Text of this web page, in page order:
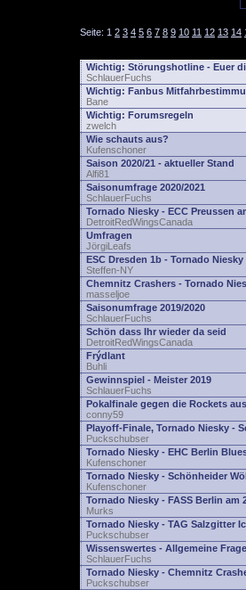
Seite: 1 2 3 4 5 6 7 8 9 10 11 12 13 14
Wichtig: Störungshotline - Euer
SchlauerFuchs
Wichtig: Fanbus
Bane
Wichtig: Forumsregeln
zwelch
Wie schauts aus?
Kufenschoner
Saison 2020/21 - aktueller Stand
Alfi81
Saisonumfrage 2020/2021
SchlauerFuchs
Tornado Niesky - ECC Preussen
DetroitRedWingsCanada
Umfragen
JörgiLeafs
ESC Dresden 1b - Tornado Niesky
Steffen-NY
Chemnitz Crashers - Tornado
masseljoe
Saisonumfrage 2019/2020
SchlauerFuchs
Schön dass Ihr wieder da seid
DetroitRedWingsCanada
Frýdlant
Buhli
Gewinnspiel - Meister 2019
SchlauerFuchs
Pokalfinale gegen die Rockets
conny59
Playoff-Finale, Tornado Niesky -
Puckschubser
Tornado Niesky - EHC Berlin
Kufenschoner
Tornado Niesky - Schönheider
Kufenschoner
Tornado Niesky - FASS Berlin am
Murks
Tornado Niesky - TAG Salzgitter
Puckschubser
Wissenswertes - Allgemeine
SchlauerFuchs
Tornado Niesky - Chemnitz
Puckschubser